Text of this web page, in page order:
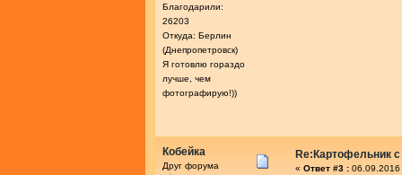
Благодарили:
26203
Откуда: Берлин
(Днепропетровск)
Я готовлю гораздо
лучше, чем
фотографирую!))
Кобейка
Друг форума
Re:Картофельник
« Ответ #3 :